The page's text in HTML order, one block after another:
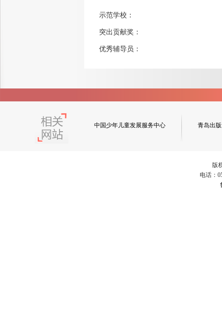
示范学校：
突出贡献奖：
优秀辅导员：
中国少年儿童发展服务中心 青岛出
版
电话：